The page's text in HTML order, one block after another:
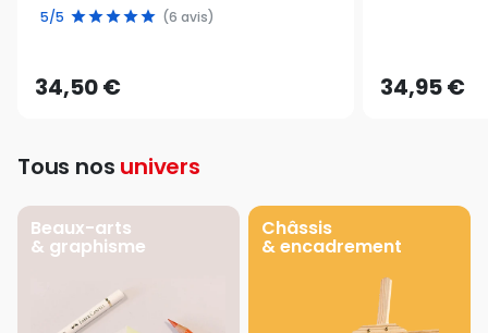
5/5 (6 avis)
34,50 € 34,95 €
Tous nos univers
Beaux-arts
& graphisme
Châssis
& encadrement